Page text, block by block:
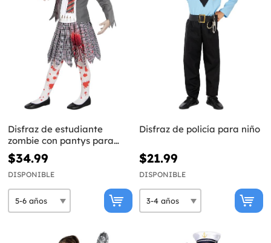
Disfraz de estudiante
zombie con pantys para
niña
$34.99
DISPONIBLE
Disfraz de policía para niño
$21.99
DISPONIBLE